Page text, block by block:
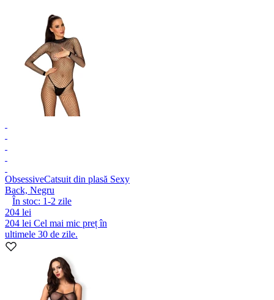
ObsessiveCatsuit din plasă Sexy
Back, Negru
În stoc: 1-2 zile
204 lei
204 lei Cel mai mic preț în
ultimele 30 de zile.